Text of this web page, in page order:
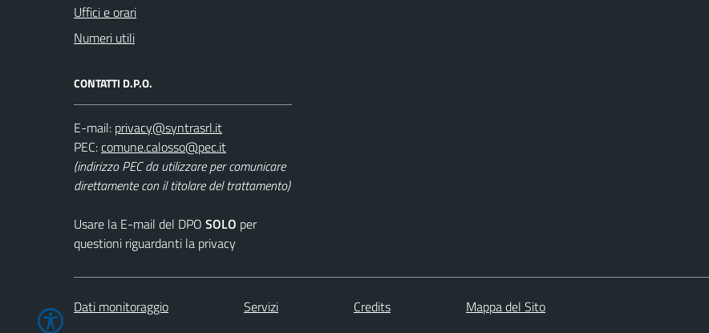
Uffici e orari
Numeri utili
CONTATTI D.P.O.
E-mail:
PEC:
(indirizzo PEC da utilizzare per comunicare
direttamente con il titolare del trattamento)
Usare la E-mail del DPO SOLO per
questioni riguardanti la privacy
Dati monitoraggio Servizi Credits Mappa del Sito